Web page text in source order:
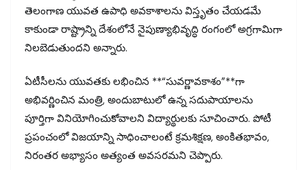
తెలంగాణ యువత ఉపాధి అవకాశాలను విస్తృతం చేయడమే
కాకుండా రాష్ట్రాన్ని దేశంలోనే నైపుణ్యాభివృద్ధి రంగంలో అగ్రగామిగా
నిలబెడుతుందని అన్నారు.
ఏటీసీలను యువతకు లభించిన **“సువర్ణావకాశం”**గా
అభివర్ణించిన మంత్రి, అందుబాటులో ఉన్న సదుపాయాలను
పూర్తిగా వినియోగించుకోవాలని విద్యార్థులకు సూచించారు. పోటీ
ప్రపంచంలో విజయాన్ని సాధించాలంటే క్రమశిక్షణ, అంకితభావం,
నిరంతర అభ్యాసం అత్యంత అవసరమని చెప్పారు.